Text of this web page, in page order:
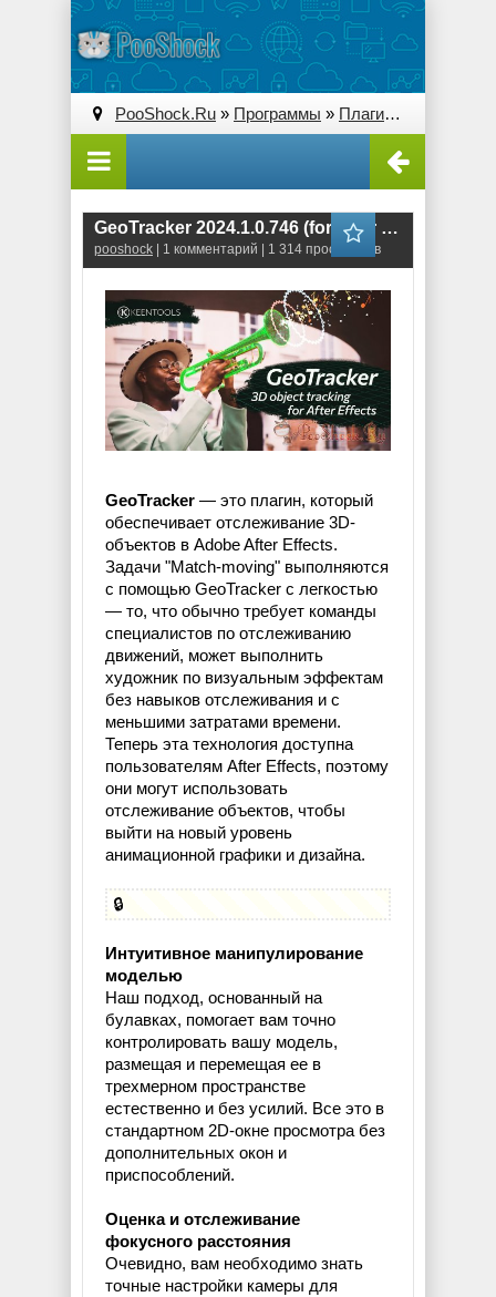
PooShock.Ru » Программы » Плагины (Plug-ins)
GeoTracker 2024.1.0.746 (for After Effects)
pooshock | 1 комментарий | 1 314 просмотров
GeoTracker — это плагин, который
обеспечивает отслеживание 3D-
объектов в Adobe After Effects.
Задачи "Match-moving" выполняются
с помощью GeoTracker с легкостью
— то, что обычно требует команды
специалистов по отслеживанию
движений, может выполнить
художник по визуальным эффектам
без навыков отслеживания и с
меньшими затратами времени.
Теперь эта технология доступна
пользователям After Effects, поэтому
они могут использовать
отслеживание объектов, чтобы
выйти на новый уровень
анимационной графики и дизайна.
🔒
Интуитивное манипулирование
моделью
Наш подход, основанный на
булавках, помогает вам точно
контролировать вашу модель,
размещая и перемещая ее в
трехмерном пространстве
естественно и без усилий. Все это в
стандартном 2D-окне просмотра без
дополнительных окон и
приспособлений.
Оценка и отслеживание
фокусного расстояния
Очевидно, вам необходимо знать
точные настройки камеры для